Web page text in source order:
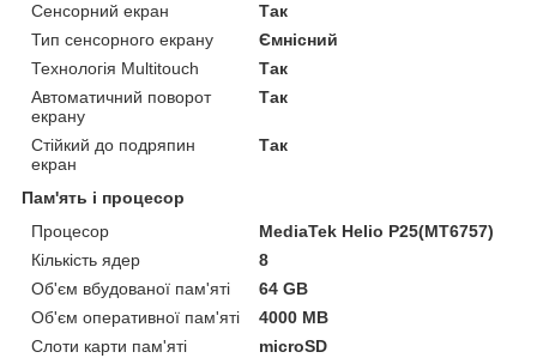
Сенсорний екран
Так
Тип сенсорного екрану
Ємнісний
Технологія Multitouch
Так
Автоматичний поворот
екрану
Так
Стійкий до подряпин
екран
Так
Пам'ять і процесор
Процесор
MediaTek Helio P25(MT6757)
Кількість ядер
8
Об'єм вбудованої пам'яті
64 GB
Об'єм оперативної пам'яті
4000 MB
Слоти карти пам'яті
microSD